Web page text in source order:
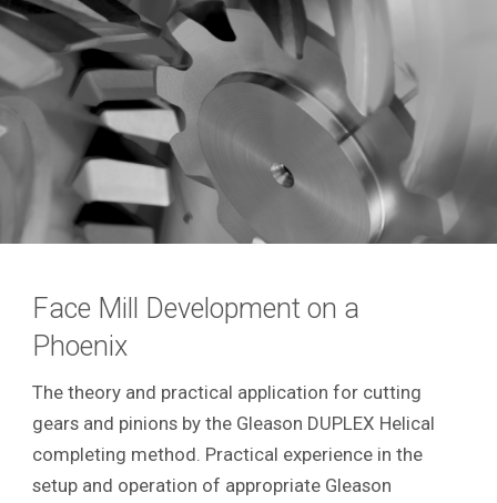
Face Mill Development on a
Phoenix
The theory and practical application for cutting
gears and pinions by the Gleason DUPLEX Helical
completing method. Practical experience in the
setup and operation of appropriate Gleason